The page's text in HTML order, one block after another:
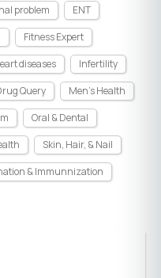
problem
ENT
Fitness Expert
diseases
Infertility
Query
Men's Health
Oral & Dental
Skin, Hair, & Nail
& Immunnization